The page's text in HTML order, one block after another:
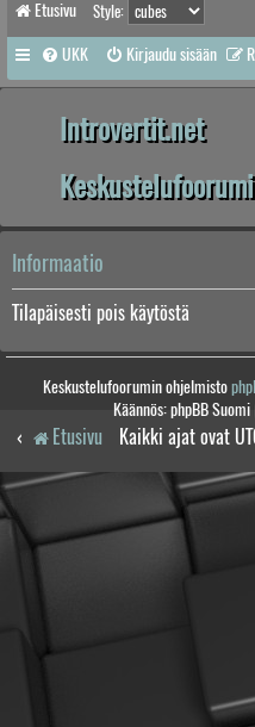
Etusivu Style:
UKK Kirjaudu sisään
Introvertit.net
Keskustelufoorumi
Informaatio
Tilapäisesti pois käytöstä
Keskustelufoorumin ohjelmisto
Käännös: phpBB
Etusivu Kaikki ajat ovat